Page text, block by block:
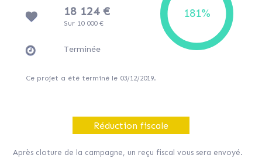
18 124 €
Sur 10 000 €
Terminée
Ce projet a été terminé le 03/12/2019.
Réduction fiscale
Après cloture de la campagne, un reçu fiscal vous sera envoyé.